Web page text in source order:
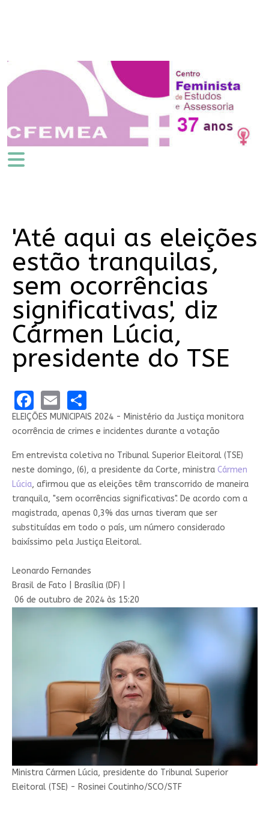
'Até aqui as eleições
estão tranquilas,
sem ocorrências
significativas', diz
Cármen Lúcia,
presidente do TSE
Facebook
EmailShare
ELEIÇÕES MUNICIPAIS 2024 - Ministério da Justiça monitora
ocorrência de crimes e incidentes durante a votação
Em entrevista coletiva no Tribunal Superior Eleitoral (TSE)
neste domingo, (6), a presidente da Corte, ministra Cármen
Lúcia, afirmou que as eleições têm transcorrido de maneira
tranquila, "sem ocorrências significativas". De acordo com a
magistrada, apenas 0,3% das urnas tiveram que ser
substituídas em todo o país, um número considerado
baixíssimo pela Justiça Eleitoral.
Leonardo Fernandes
Brasil de Fato | Brasília (DF) |
06 de outubro de 2024 às 15:20
Ministra Cármen Lúcia, presidente do Tribunal Superior
Eleitoral (TSE) - Rosinei Coutinho/SCO/STF